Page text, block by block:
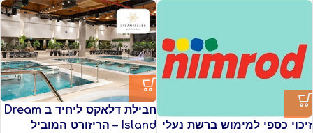
זיכוי כספי למימוש ברשת נעלי
חבילת דלאקס ליחיד ב Dream
Island – הריזורט המוביל